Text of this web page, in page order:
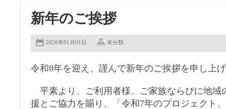
新年のご挨拶
2026年01月01日 未分類
令和8年を迎え、謹んで新年のご挨拶を申し上
平素より、ご利用者様、ご家族ならびに地域
援とご協力を賜り、「令和7年のプロジェクト